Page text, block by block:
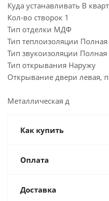
Куда устанавливать В
Кол-во створок 1
Тип отделки МДФ
Тип теплоизоляции Полная
Тип звукоизоляции Полная
Тип открывания Наружу
Открывание двери левая,
Металлическая д
Как купить
Оплата
Доставка